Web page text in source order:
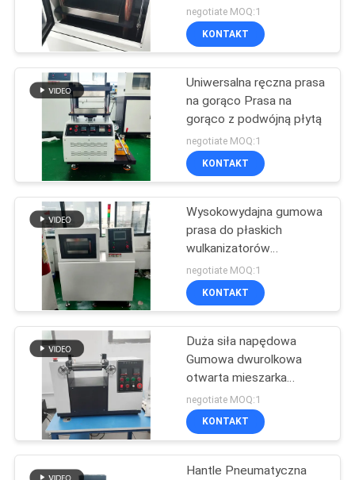
SITEMAP
POLITYKA
PRYWATNOŚCI
Materiały
budowlane Fire
Tester
36
Izba Badań
Środowiskowych
530
Próbnik rozciągania
użytku laboratoryjnego
negotiate MOQ:1
KONTAKT
Uniwersalna ręczna prasa
na gorąco Prasa na
gorąco z podwójną płytą
negotiate MOQ:1
KONTAKT
Wysokowydajna gumowa
prasa do płaskich
wulkanizatorów
Automatyczna maszyna
do wulkanizacji
negotiate MOQ:1
KONTAKT
Duża siła napędowa
Gumowa dwurolkowa
otwarta mieszarka
walcowa Młyn do blachy
negotiate MOQ:1
KONTAKT
Hantle Pneumatyczna